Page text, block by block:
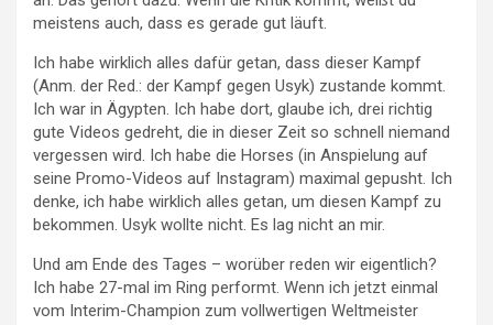
meistens auch, dass es gerade gut läuft.
Ich habe wirklich alles dafür getan, dass dieser Kampf
(Anm. der Red.: der Kampf gegen Usyk) zustande kommt.
Ich war in Ägypten. Ich habe dort, glaube ich, drei richtig
gute Videos gedreht, die in dieser Zeit so schnell niemand
vergessen wird. Ich habe die Horses (in Anspielung auf
seine Promo-Videos auf Instagram) maximal gepusht. Ich
denke, ich habe wirklich alles getan, um diesen Kampf zu
bekommen. Usyk wollte nicht. Es lag nicht an mir.
Und am Ende des Tages – worüber reden wir eigentlich?
Ich habe 27-mal im Ring performt. Wenn ich jetzt einmal
vom Interim-Champion zum vollwertigen Weltmeister